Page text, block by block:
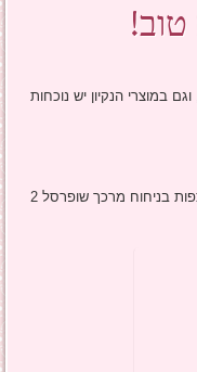
במוצרי הנקיון יש נוכחות
מרכך כביסה מרוכז שופרסל 1 ליטר, מנקה רצפות בניחוח מרכך שופרסל 2